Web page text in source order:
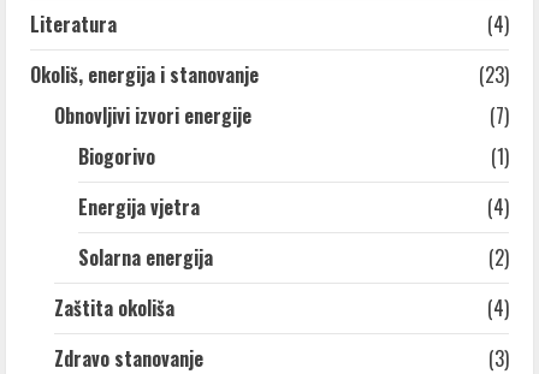
Literatura
(4)
Okoliš, energija i stanovanje
(23)
Obnovljivi izvori energije
(7)
Biogorivo
(1)
Energija vjetra
(4)
Solarna energija
(2)
Zaštita okoliša
(4)
Zdravo stanovanje
(3)